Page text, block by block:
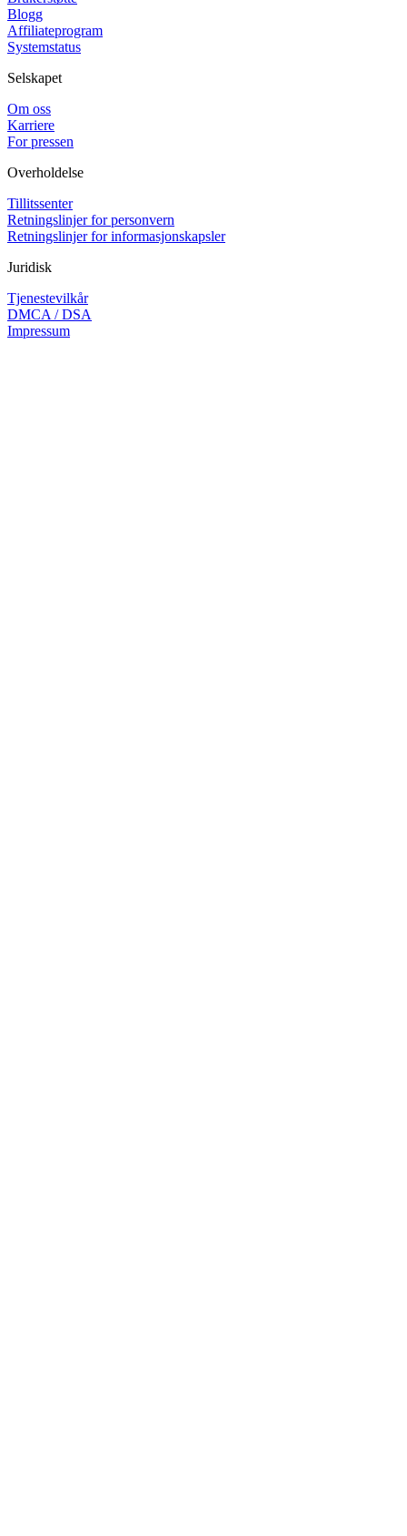
Blogg
Affiliateprogram
Systemstatus
Selskapet
Om oss
Karriere
For pressen
Overholdelse
Tillitssenter
Retningslinjer for personvern
Retningslinjer for informasjonskapsler
Juridisk
Tjenestevilkår
DMCA / DSA
Impressum